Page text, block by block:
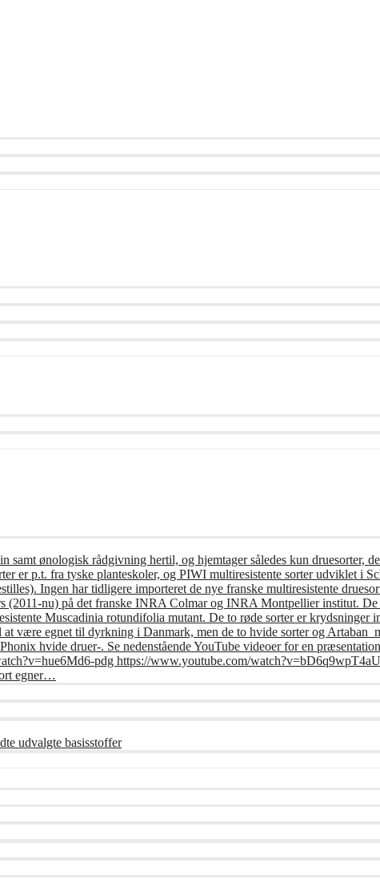
ønologisk rådgivning hertil, og hjemtager således kun druesorter,
er p.t. fra tyske planteskoler, og PIWI multiresistente sorter udviklet i
Ingen har tidligere importeret de nye franske multiresistente
(2011-nu) på det franske INRA Colmar og INRA Montpellier institut. De
Muscadinia rotundifolia mutant. De to røde sorter er krydsninger
være egnet til dyrkning i Danmark, men de to hvide sorter og Artaban
hvide druer-. Se nedenstående YouTube videoer for en
pdg https://www.youtube.com/
egner…
udvalgte basisstoffer